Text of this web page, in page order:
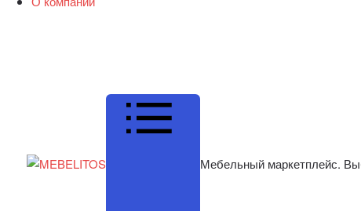
Мебельный маркетплейс.